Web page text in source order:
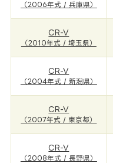
（2006年式 / 兵庫県）
CR-V
（2010年式 / 埼玉県）
CR-V
（2004年式 / 新潟県）
CR-V
（2007年式 / 東京都）
CR-V
（2008年式 / 長野県）